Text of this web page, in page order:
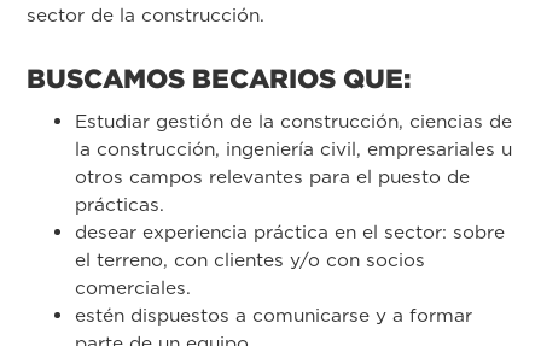
sector de la construcción.
BUSCAMOS BECARIOS QUE:
Estudiar gestión de la construcción, ciencias de
la construcción, ingeniería civil, empresariales u
otros campos relevantes para el puesto de
prácticas.
desear experiencia práctica en el sector: sobre
el terreno, con clientes y/o con socios
comerciales.
estén dispuestos a comunicarse y a formar